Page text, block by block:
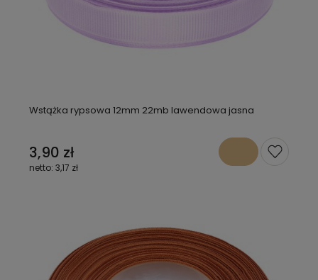
Wstążka rypsowa 12mm 22mb lawendowa jasna
3,90 zł
3,17 zł